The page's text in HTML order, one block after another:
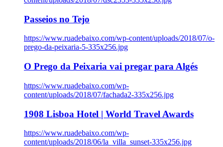
Passeios no Tejo
https://www.ruadebaixo.com/wp-content/uploads/2018/07/o-
prego-da-peixaria-5-335x256.jpg
O Prego da Peixaria vai pregar para Algés
https://www.ruadebaixo.com/wp-
content/uploads/2018/07/fachada2-335x256.jpg
1908 Lisboa Hotel | World Travel Awards
https://www.ruadebaixo.com/wp-
content/uploads/2018/06/la_villa_sunset-335x256.jpg